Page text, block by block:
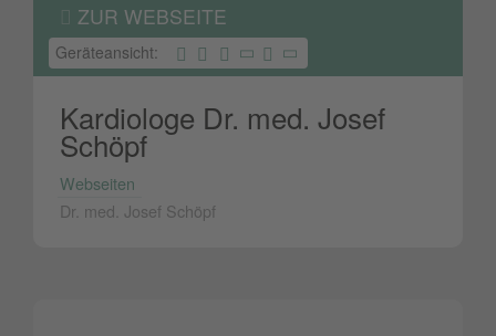
ZUR WEBSEITE
Geräteansicht:
Kardiologe Dr. med. Josef
Schöpf
Webseiten
Dr. med. Josef Schöpf